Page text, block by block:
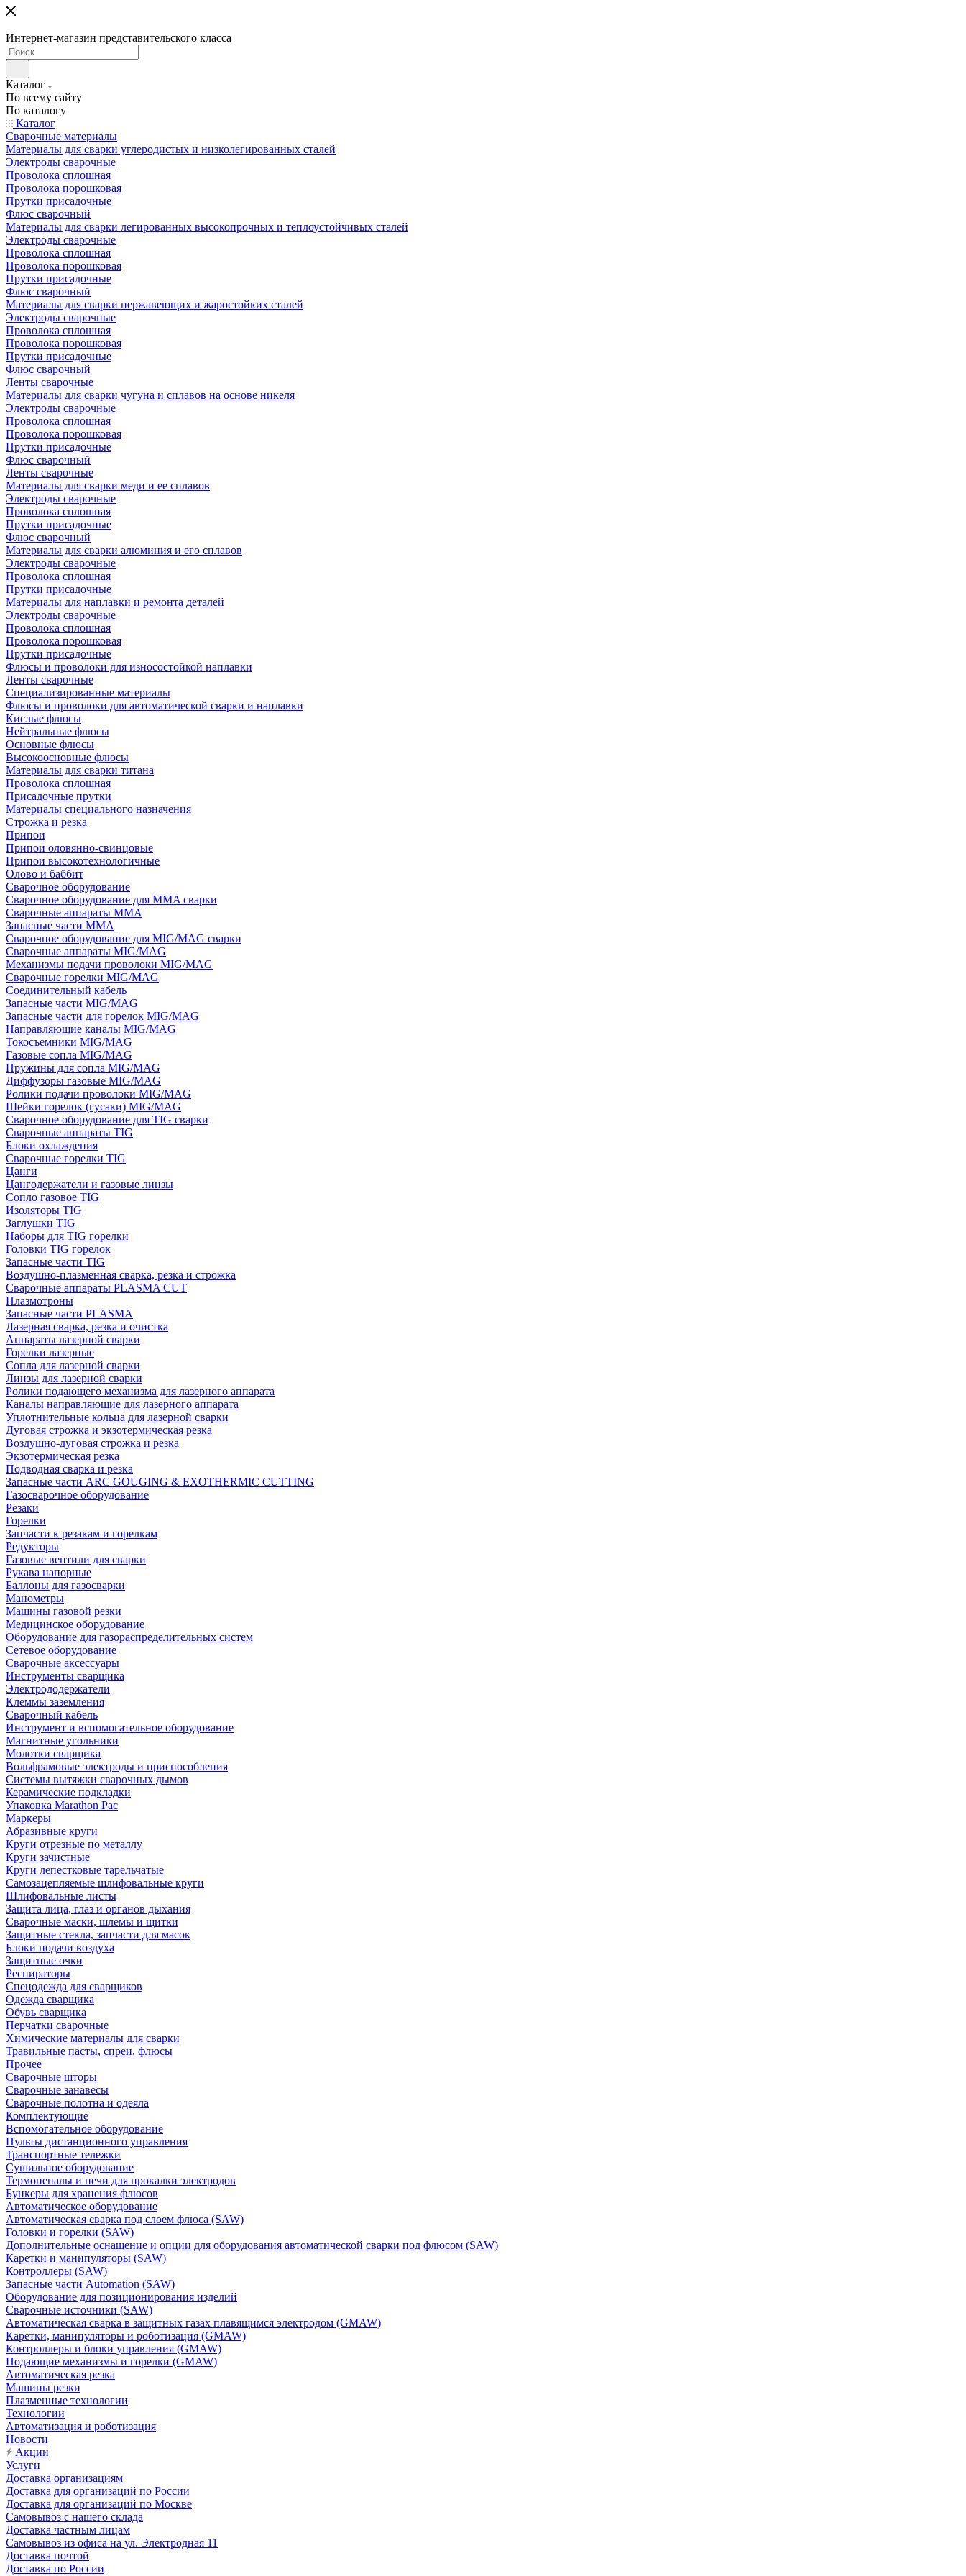
Интернет-магазин представительского класса
Каталог
По всему сайту
По каталогу
Каталог
Сварочные материалы
Материалы для сварки углеродистых и низколегированных сталей
Электроды сварочные
Проволока сплошная
Проволока порошковая
Прутки присадочные
Флюс сварочный
Материалы для сварки легированных высокопрочных и теплоустойчивых сталей
Электроды сварочные
Проволока сплошная
Проволока порошковая
Прутки присадочные
Флюс сварочный
Материалы для сварки нержавеющих и жаростойких сталей
Электроды сварочные
Проволока сплошная
Проволока порошковая
Прутки присадочные
Флюс сварочный
Ленты сварочные
Материалы для сварки чугуна и сплавов на основе никеля
Электроды сварочные
Проволока сплошная
Проволока порошковая
Прутки присадочные
Флюс сварочный
Ленты сварочные
Материалы для сварки меди и ее сплавов
Электроды сварочные
Проволока сплошная
Прутки присадочные
Флюс сварочный
Материалы для сварки алюминия и его сплавов
Электроды сварочные
Проволока сплошная
Прутки присадочные
Материалы для наплавки и ремонта деталей
Электроды сварочные
Проволока сплошная
Проволока порошковая
Прутки присадочные
Флюсы и проволоки для износостойкой наплавки
Ленты сварочные
Специализированные материалы
Флюсы и проволоки для автоматической сварки и наплавки
Кислые флюсы
Нейтральные флюсы
Основные флюсы
Высокоосновные флюсы
Материалы для сварки титана
Проволока сплошная
Присадочные прутки
Материалы специального назначения
Строжка и резка
Припои
Припои оловянно-свинцовые
Припои высокотехнологичные
Олово и баббит
Сварочное оборудование
Сварочное оборудование для MMA сварки
Сварочные аппараты MMA
Запасные части MMA
Сварочное оборудование для MIG/MAG сварки
Сварочные аппараты MIG/MAG
Механизмы подачи проволоки MIG/MAG
Сварочные горелки MIG/MAG
Соединительный кабель
Запасные части MIG/MAG
Запасные части для горелок MIG/MAG
Направляющие каналы MIG/MAG
Токосъемники MIG/MAG
Газовые сопла MIG/MAG
Пружины для сопла MIG/MAG
Диффузоры газовые MIG/MAG
Ролики подачи проволоки MIG/MAG
Шейки горелок (гусаки) MIG/MAG
Сварочное оборудование для TIG сварки
Сварочные аппараты TIG
Блоки охлаждения
Сварочные горелки TIG
Цанги
Цангодержатели и газовые линзы
Сопло газовое TIG
Изоляторы TIG
Заглушки TIG
Наборы для TIG горелки
Головки TIG горелок
Запасные части TIG
Воздушно-плазменная сварка, резка и строжка
Сварочные аппараты PLASMA CUT
Плазмотроны
Запасные части PLASMA
Лазерная сварка, резка и очистка
Аппараты лазерной сварки
Горелки лазерные
Сопла для лазерной сварки
Линзы для лазерной сварки
Ролики подающего механизма для лазерного аппарата
Каналы направляющие для лазерного аппарата
Уплотнительные кольца для лазерной сварки
Дуговая строжка и экзотермическая резка
Воздушно-дуговая строжка и резка
Экзотермическая резка
Подводная сварка и резка
Запасные части ARC GOUGING & EXOTHERMIC CUTTING
Газосварочное оборудование
Резаки
Горелки
Запчасти к резакам и горелкам
Редукторы
Газовые вентили для сварки
Рукава напорные
Баллоны для газосварки
Манометры
Машины газовой резки
Медицинское оборудование
Оборудование для газораспределительных систем
Сетевое оборудование
Сварочные аксессуары
Инструменты сварщика
Электрододержатели
Клеммы заземления
Сварочный кабель
Инструмент и вспомогательное оборудование
Магнитные угольники
Молотки сварщика
Вольфрамовые электроды и приспособления
Системы вытяжки сварочных дымов
Керамические подкладки
Упаковка Marathon Pac
Маркеры
Абразивные круги
Круги отрезные по металлу
Круги зачистные
Круги лепестковые тарельчатые
Самозацепляемые шлифовальные круги
Шлифовальные листы
Защита лица, глаз и органов дыхания
Сварочные маски, шлемы и щитки
Защитные стекла, запчасти для масок
Блоки подачи воздуха
Защитные очки
Респираторы
Спецодежда для сварщиков
Одежда сварщика
Обувь сварщика
Перчатки сварочные
Химические материалы для сварки
Травильные пасты, спреи, флюсы
Прочее
Сварочные шторы
Сварочные занавесы
Сварочные полотна и одеяла
Комплектующие
Вспомогательное оборудование
Пульты дистанционного управления
Транспортные тележки
Сушильное оборудование
Термопеналы и печи для прокалки электродов
Бункеры для хранения флюсов
Автоматическое оборудование
Автоматическая сварка под слоем флюса (SAW)
Головки и горелки (SAW)
Дополнительные оснащение и опции для оборудования автоматической сварки под флюсом (SAW)
Каретки и манипуляторы (SAW)
Контроллеры (SAW)
Запасные части Automation (SAW)
Оборудование для позиционирования изделий
Сварочные источники (SAW)
Автоматическая сварка в защитных газах плавящимся электродом (GMAW)
Каретки, манипуляторы и роботизация (GMAW)
Контроллеры и блоки управления (GMAW)
Подающие механизмы и горелки (GMAW)
Автоматическая резка
Машины резки
Плазменные технологии
Технологии
Автоматизация и роботизация
Новости
Акции
Услуги
Доставка организациям
Доставка для организаций по России
Доставка для организаций по Москве
Самовывоз с нашего склада
Доставка частным лицам
Самовывоз из офиса на ул. Электродная 11
Доставка почтой
Доставка по России